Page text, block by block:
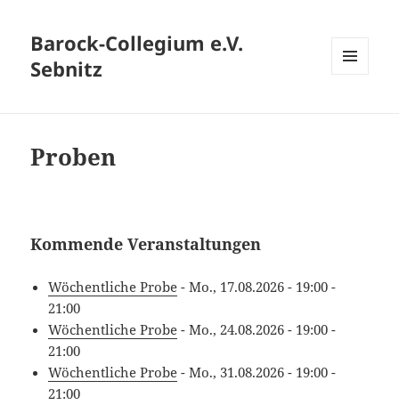
Barock-Collegium e.V.
Sebnitz
Proben
Kommende Veranstaltungen
Wöchentliche Probe - Mo., 17.08.2026 - 19:00 -
21:00
Wöchentliche Probe - Mo., 24.08.2026 - 19:00 -
21:00
Wöchentliche Probe - Mo., 31.08.2026 - 19:00 -
21:00